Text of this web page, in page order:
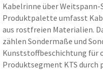
Kabelrinne über Weitspann-
Produktpalette umfasst
aus rostfreien Materialien.
zählen Sondermaße und
Kunststoffbeschichtung für
Produktsegment KTS durch